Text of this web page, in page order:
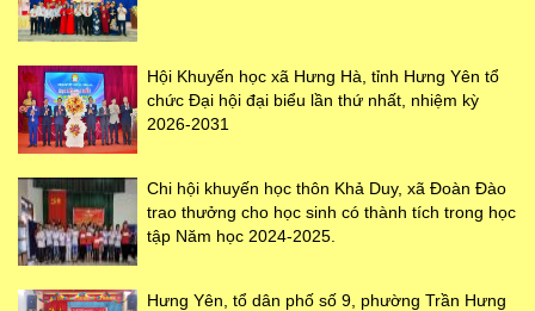
Hội Khuyến học xã Hưng Hà, tỉnh Hưng Yên tổ
chức Đại hội đại biểu lần thứ nhất, nhiệm kỳ
2026-2031
Chi hội khuyến học thôn Khả Duy, xã Đoàn Đào
trao thưởng cho học sinh có thành tích trong học
tập Năm học 2024-2025.
Hưng Yên, tổ dân phố số 9, phường Trần Hưng